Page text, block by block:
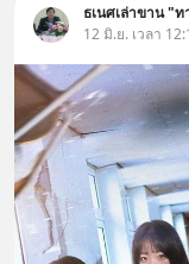
ธเนศเล่าขาน "
12 มิ.ย. เวลา